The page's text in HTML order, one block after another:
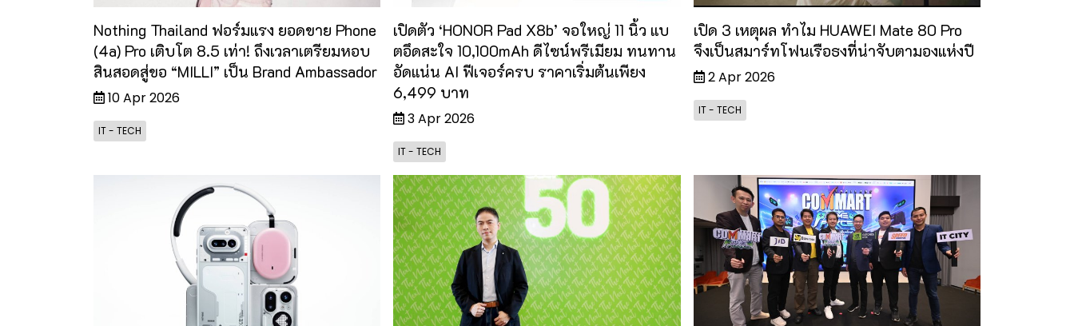
Nothing Thailand ฟอร์มแรง ยอดขาย Phone
(4a) Pro เติบโต 8.5 เท่า! ถึงเวลาเตรียมหอบ
สินสอดสู่ขอ “MILLI” เป็น Brand Ambassador
10 Apr 2026
IT - TECH
เปิดตัว ‘HONOR Pad X8b’ จอใหญ่ 11 นิ้ว แบ
ตอึดสะใจ 10,100mAh ดีไซน์พรีเมียม ทนทาน
อัดแน่น AI ฟีเจอร์ครบ ราคาเริ่มต้นเพียง
6,499 บาท
3 Apr 2026
IT - TECH
เปิด 3 เหตุผล ทำไม HUAWEI Mate 80 Pro
จึงเป็นสมาร์ทโฟนเรือธงที่น่าจับตามองแห่งปี
2 Apr 2026
IT - TECH